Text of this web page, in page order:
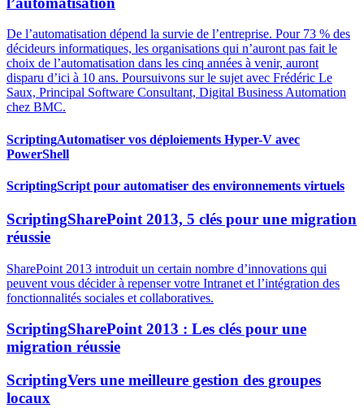
De l’automatisation dépend la survie de l’entreprise. Pour 73 % des
décideurs informatiques, les organisations qui n’auront pas fait le
choix de l’automatisation dans les cinq années à venir, auront
disparu d’ici à 10 ans. Poursuivons sur le sujet avec Frédéric Le
Saux, Principal Software Consultant, Digital Business Automation
chez BMC.
ScriptingAutomatiser vos déploiements Hyper-V avec
PowerShell
ScriptingScript pour automatiser des environnements virtuels
ScriptingSharePoint 2013, 5 clés pour une migration
réussie
SharePoint 2013 introduit un certain nombre d’innovations qui
peuvent vous décider à repenser votre Intranet et l’intégration des
fonctionnalités sociales et collaboratives.
ScriptingSharePoint 2013 : Les clés pour une
migration réussie
ScriptingVers une meilleure gestion des groupes
locaux